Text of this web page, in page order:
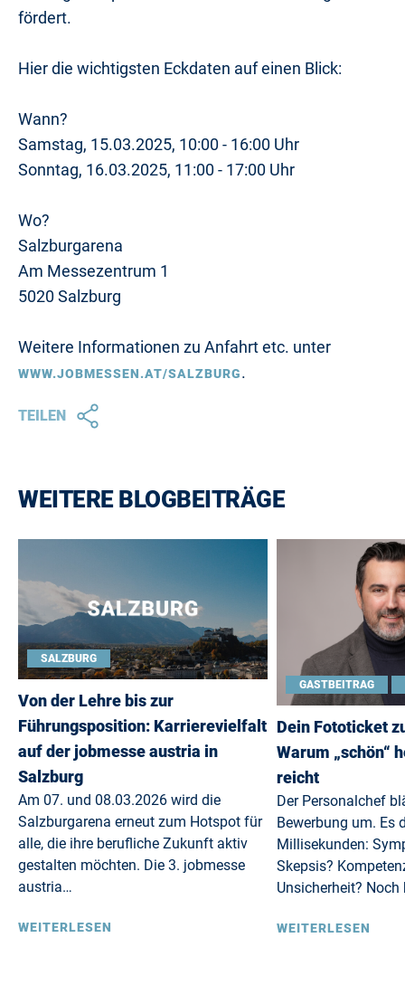
fördert.
Hier die wichtigsten Eckdaten auf einen Blick:
Wann?
Samstag, 15.03.2025, 10:00 - 16:00 Uhr
Sonntag, 16.03.2025, 11:00 - 17:00 Uhr
Wo?
Salzburgarena
Am Messezentrum 1
5020 Salzburg
Weitere Informationen zu Anfahrt etc. unter
WWW.JOBMESSEN.AT/SALZBURG.
TEILEN
WEITERE BLOGBEITRÄGE
SALZBURG
Von der Lehre bis zur
Führungsposition: Karrierevielfalt
auf der jobmesse austria in
Salzburg
Am 07. und 08.03.2026 wird die
Salzburgarena erneut zum Hotspot für
alle, die ihre berufliche Zukunft aktiv
gestalten möchten. Die 3. jobmesse
austria…
WEITERLESEN
GASTBEITRAG
Dein Fototicket
Warum „schön“
reicht
Der Personalchef
Bewerbung um. Es
Millisekunden:
Skepsis?
Unsicherheit?
WEITERLESEN